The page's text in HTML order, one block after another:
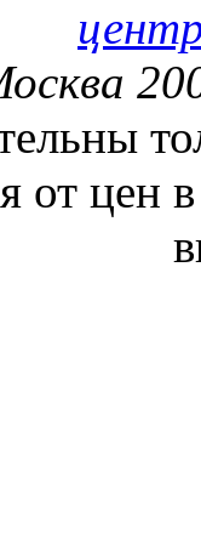
от цен